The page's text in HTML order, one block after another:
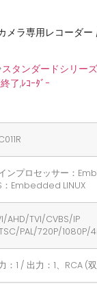
ラ専用レコーダー /
スタンダードシリーズ
了,ﾚｺｰﾀﾞｰ
ンプロセッサー：
：Embedded LINUX
AHD/TVI/CVBS/IP
PAL/720P/1080P/
：1 / 出力：1、RCA (